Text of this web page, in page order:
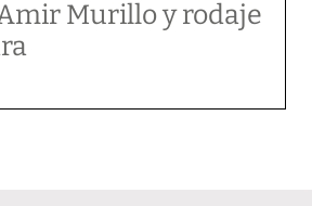
Murillo y rodaje